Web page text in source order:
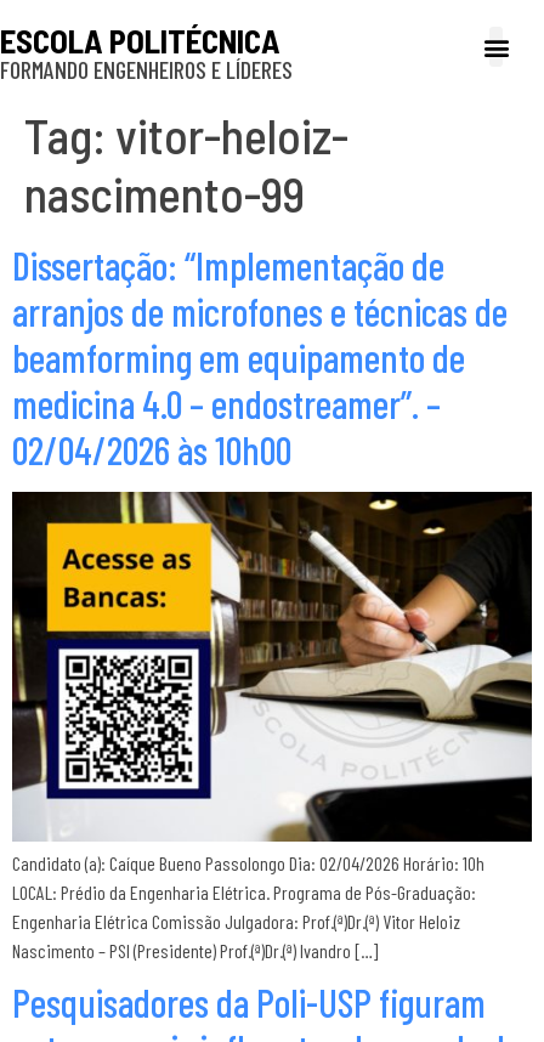
ESCOLA POLITÉCNICA
FORMANDO ENGENHEIROS E LÍDERES
Tag: vitor-heloiz-
nascimento-99
Dissertação: “Implementação de
arranjos de microfones e técnicas de
beamforming em equipamento de
medicina 4.0 – endostreamer”. –
02/04/2026 às 10h00
Candidato (a): Caíque Bueno Passolongo Dia: 02/04/2026 Horário: 10h
LOCAL: Prédio da Engenharia Elétrica. Programa de Pós-Graduação:
Engenharia Elétrica Comissão Julgadora: Prof.(ª)Dr.(ª) Vitor Heloiz
Nascimento – PSI (Presidente) Prof.(ª)Dr.(ª) Ivandro […]
Pesquisadores da Poli-USP figuram